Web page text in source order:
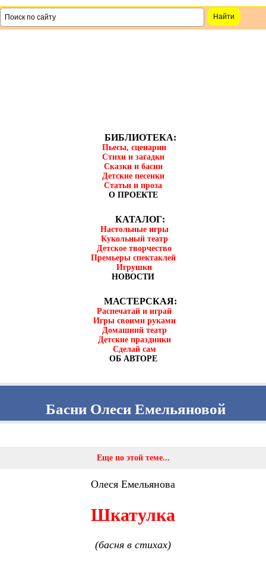
БИБЛИОТЕКА:
Пьесы, сценарии
Стихи и загадки
Сказки и басни
Детские песенки
Статьи и проза
О ПРОЕКТЕ
КАТАЛОГ:
Настольные игры
Кукольный театр
Детское творчество
Премьеры спектаклей
Игрушки
НОВОСТИ
МАСТЕРСКАЯ:
Распечатай и играй
Игры своими руками
Домашний театр
Детские праздники
Сделай сам
ОБ АВТОРЕ
Басни Олеси Емельяновой
Еще по этой теме...
Олеся Емельянова
Шкатулка
(басня в стихах)